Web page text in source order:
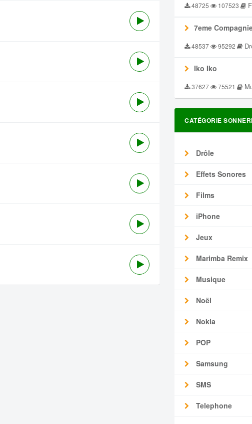
48725 107523
7eme
48537 95292
Iko Iko
37627 75521
CATÉGORIE
Drôle
Effets Sonores
Films
iPhone
Jeux
Marimba Remix
Musique
Noël
Nokia
POP
Samsung
SMS
Telephone